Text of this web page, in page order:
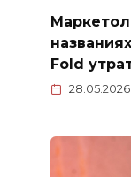
Fold
28.05.2026